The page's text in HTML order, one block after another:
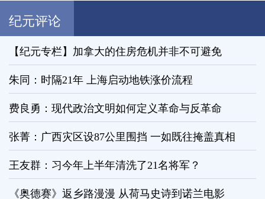
纪元评论
【纪元专栏】加拿大的住房危机并非不可避免
朱同：时隔21年 上海启动地铁涨价流程
费良勇：现代政治文明如何定义革命与反革命
张菁：广西灾区设87公里围挡 一如既往掩盖真相
王友群：习今年上半年清洗了21名将军？
《奥德赛》返乡路漫漫 从荷马史诗到诺兰电影